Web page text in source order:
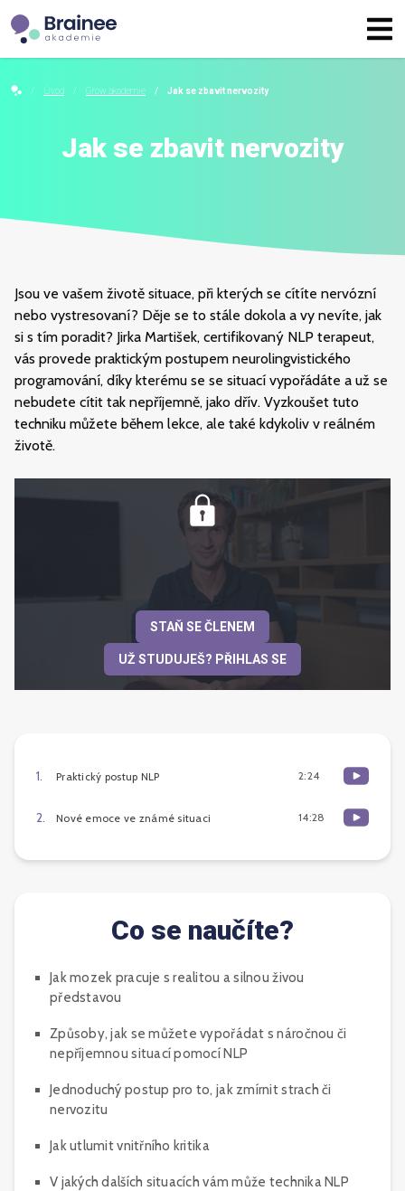
Úvod Grow akademie Jak se zbavit nervozity
Jak se zbavit nervozity
Jsou ve vašem životě situace, při kterých se cítíte nervózní
nebo vystresovaní? Děje se to stále dokola a vy nevíte, jak
si s tím poradit? Jirka Martišek, certifikovaný NLP terapeut,
vás provede praktickým postupem neurolingvistického
programování, díky kterému se se situací vypořádáte a už se
nebudete cítit tak nepříjemně, jako dřív. Vyzkoušet tuto
techniku můžete během lekce, ale také kdykoliv v reálném
životě.
STAŇ SE ČLENEM
UŽ STUDUJEŠ? PŘIHLAS SE
1. Praktický postup NLP 2:24
2. Nové emoce ve známé situaci 14:28
Co se naučíte?
Jak mozek pracuje s realitou a silnou živou
představou
Způsoby, jak se můžete vypořádat s náročnou či
nepříjemnou situací pomocí NLP
Jednoduchý postup pro to, jak zmírnit strach či
nervozitu
Jak utlumit vnitřního kritika
V jakých dalších situacích vám může technika NLP